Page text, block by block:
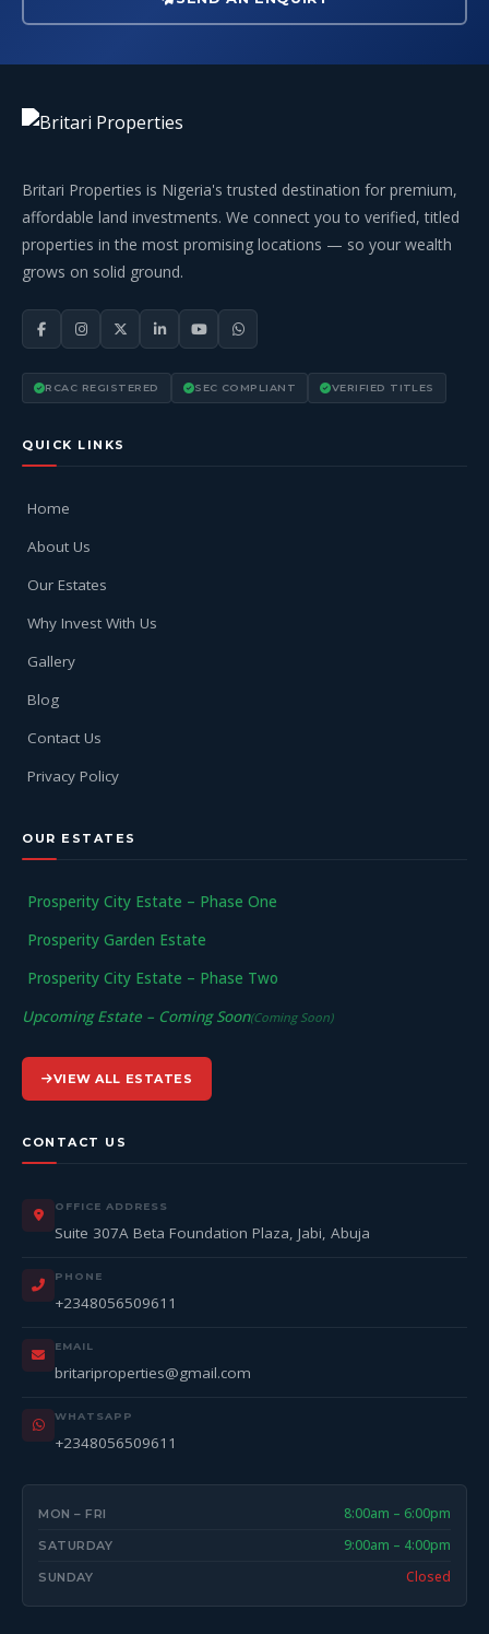
Britari Properties is Nigeria's trusted destination for premium,
affordable land investments. We connect you to verified, titled
properties in the most promising locations — so your wealth
grows on solid ground.
RCAC REGISTERED SEC COMPLIANT VERIFIED TITLES
QUICK LINKS
Home
About Us
Our Estates
Why Invest With Us
Gallery
Blog
Contact Us
Privacy Policy
OUR ESTATES
Prosperity City Estate – Phase One
Prosperity Garden Estate
Prosperity City Estate – Phase Two
Upcoming Estate – Coming Soon(Coming Soon)
VIEW ALL ESTATES
CONTACT US
OFFICE ADDRESS
Suite 307A Beta Foundation Plaza, Jabi, Abuja
PHONE
+2348056509611
EMAIL
britariproperties@gmail.com
WHATSAPP
+2348056509611
MON – FRI 8:00am – 6:00pm
SATURDAY 9:00am – 4:00pm
SUNDAY Closed